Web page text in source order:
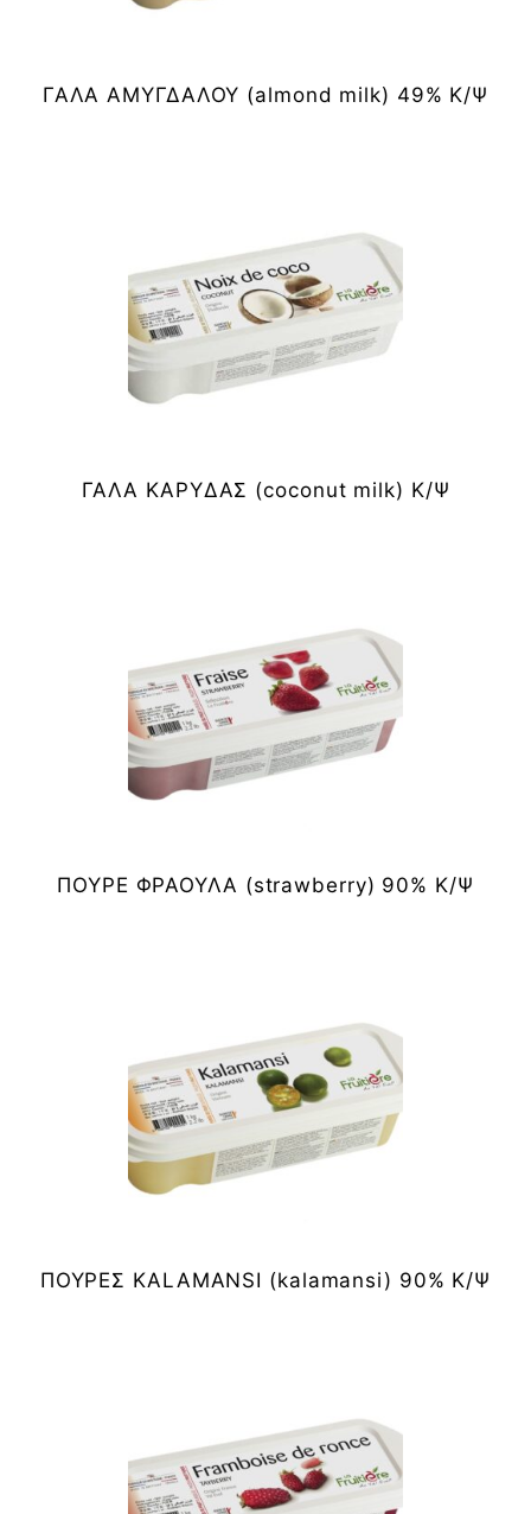
ΓΑΛΑ ΑΜΥΓΔΑΛΟΥ (almond milk) 49% Κ/Ψ
ΓΑΛΑ ΚΑΡΥΔΑΣ (coconut milk) Κ/Ψ
ΠΟΥΡΕ ΦΡΑΟΥΛΑ (strawberry) 90% Κ/Ψ
ΠΟΥΡΕΣ KALAMANSI (kalamansi) 90% Κ/Ψ